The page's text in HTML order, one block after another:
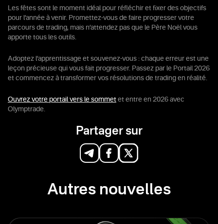
Les fêtes sont le moment idéal pour réfléchir et fixer des objectifs
pour l’année à venir. Promettez-vous de faire progresser votre
parcours de trading, mais n’attendez pas que le Père Noël vous
apporte tous les outils.
Adoptez l’apprentissage et souvenez-vous : chaque erreur est une
leçon précieuse qui vous fait progresser. Passez par le Portail 2026
et commencez à transformer vos résolutions de trading en réalité.
Ouvrez votre portail vers le sommet et entre en 2026 avec
Olymptrade.
Partager sur
Autres nouvelles